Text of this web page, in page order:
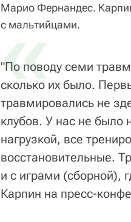
Марио Фернандес.
с мальтийцами.
«
"По поводу семи
сколько их было.
травмировались не
клубов. У нас не было
нагрузкой, все
восстановительные.
и с играми (сборной),
Карпин на пресс-